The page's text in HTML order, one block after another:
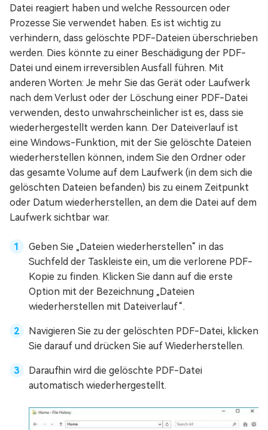
Datei reagiert haben und welche Ressourcen oder
Prozesse Sie verwendet haben. Es ist wichtig zu
verhindern, dass gelöschte PDF-Dateien überschrieben
werden. Dies könnte zu einer Beschädigung der PDF-
Datei und einem irreversiblen Ausfall führen. Mit
anderen Worten: Je mehr Sie das Gerät oder Laufwerk
nach dem Verlust oder der Löschung einer PDF-Datei
verwenden, desto unwahrscheinlicher ist es, dass sie
wiederhergestellt werden kann. Der Dateiverlauf ist
eine Windows-Funktion, mit der Sie gelöschte Dateien
wiederherstellen können, indem Sie den Ordner oder
das gesamte Volume auf dem Laufwerk (in dem sich die
gelöschten Dateien befanden) bis zu einem Zeitpunkt
oder Datum wiederherstellen, an dem die Datei auf dem
Laufwerk sichtbar war.
Geben Sie „Dateien wiederherstellen“ in das
Suchfeld der Taskleiste ein, um die verlorene PDF-
Kopie zu finden. Klicken Sie dann auf die erste
Option mit der Bezeichnung „Dateien
wiederherstellen mit Dateiverlauf“.
Navigieren Sie zu der gelöschten PDF-Datei, klicken
Sie darauf und drücken Sie auf Wiederherstellen.
Daraufhin wird die gelöschte PDF-Datei
automatisch wiederhergestellt.